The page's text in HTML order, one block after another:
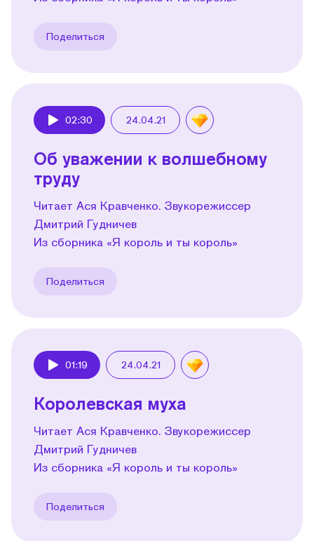
Поделиться
02:30 24.04.21
Об уважении к волшебному
труду
Читает Ася Кравченко. Звукорежиссер
Дмитрий Гудничев
Из сборника «Я король и ты король»
Поделиться
01:19 24.04.21
Королевская муха
Читает Ася Кравченко. Звукорежиссер
Дмитрий Гудничев
Из сборника «Я король и ты король»
Поделиться